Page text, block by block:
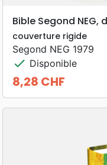
Bible Segond
couverture rigide
Segond NEG 1979
check Disponible
Prix
8,28 CHF